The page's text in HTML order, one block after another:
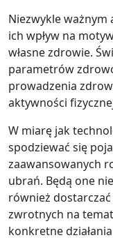
Niezwykle
ich wpływ na
własne zdrowie.
parametrów
prowadzenia
aktywności
W miarę jak
spodziewać się
zaawansowanych
ubrań. Będą one
również
zwrotnych na
konkretne